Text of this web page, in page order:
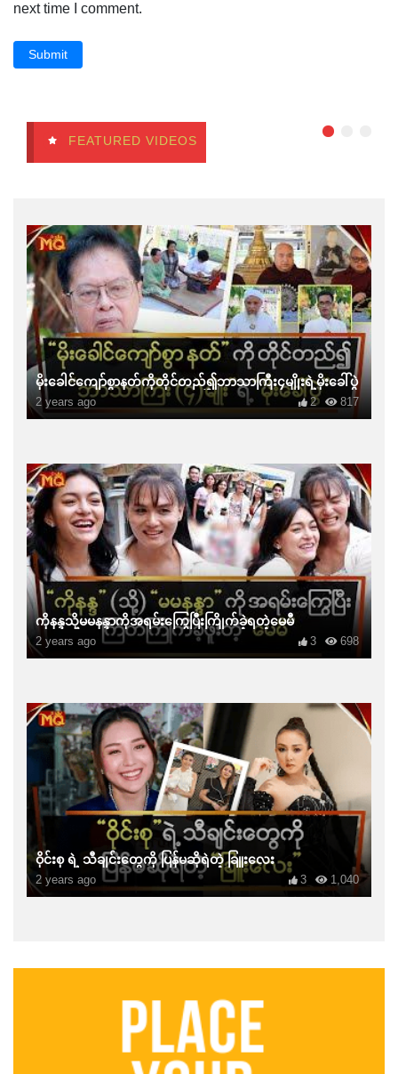
next time I comment.
Submit
FEATURED VIDEOS
မိုးခေါင်ကျော်စွာနတ်ကိုတိုင်တည်၍ဘာသာကြီး၄မျိုးရဲ့မိုးခေါ်ပွဲ
2 years ago 817
2
ကိုနန္ဒသို့မမနန္ဒာကိုအရမ်းကြွေပြီးကြိုက်ခဲ့ရတဲ့မေမီ
2 years ago 698
3
ဝိုင်းစု ရဲ့ သီချင်းတွေကို ပြန်မဆိုရဲတဲ့ ခြူးလေး
2 years ago 1,040
3